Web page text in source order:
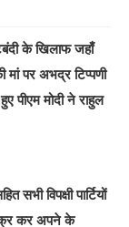
के खिलाफ जहाँ
मां पर अभद्र टिप्पणी
पीएम मोदी ने राहुल
विपक्षी पार्टियों
कर अपने के